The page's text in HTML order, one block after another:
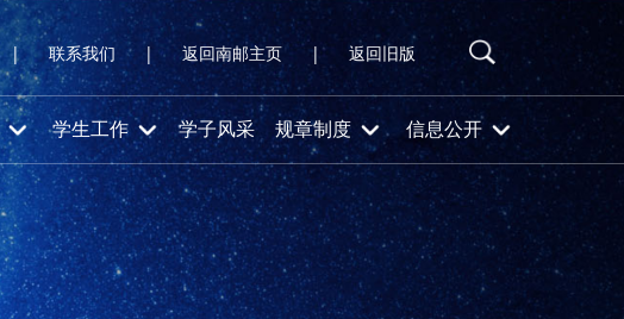
| 联系我们 | 返回南邮主页 | 返回旧版
学生工作 学子风采 规章制度 信息公开